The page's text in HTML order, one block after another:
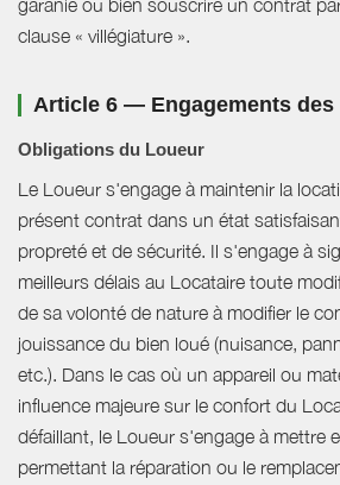
garanie ou bien souscrire un contrat
clause « villégiature ».
Article 6 — Engagements des
Obligations du Loueur
Le Loueur s'engage à maintenir la
présent contrat dans un état
propreté et de sécurité. Il s'engage à
meilleurs délais au Locataire toute
de sa volonté de nature à modifier le
jouissance du bien loué (nuisance,
etc.). Dans le cas où un appareil ou
influence majeure sur le confort du
défaillant, le Loueur s'engage à mettre
permettant la réparation ou le